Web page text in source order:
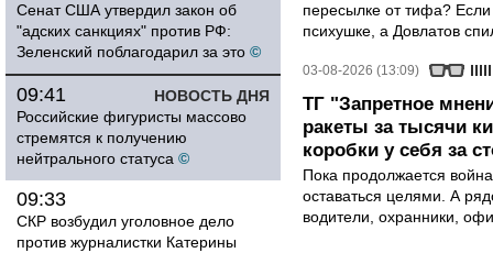
Сенат США утвердил закон об
"адских санкциях" против РФ:
Зеленский поблагодарил за это ©
НОВОСТЬ ДНЯ
09:41
Российские фигуристы массово
стремятся к получению
нейтрального статуса ©
09:33
СКР возбудил уголовное дело
против журналистки Катерины
пересылке от тифа?
психушке, а Довлатов
03-08-2026 (13:09)
ТГ "Запретное
ракеты за тысячи
коробки у себя за
Пока продолжается
оставаться целями. А
водители, охранники,